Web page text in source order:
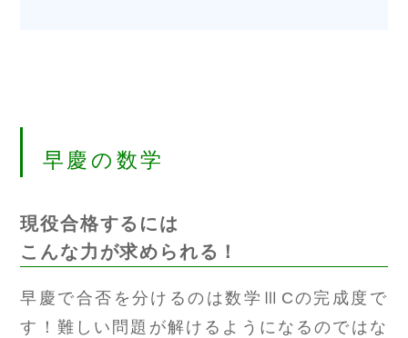
早慶の数学
現役合格するには
こんな力が求められる！
早慶で合否を分けるのは数学ⅢCの完成度で
す！難しい問題が解けるようになるのではな